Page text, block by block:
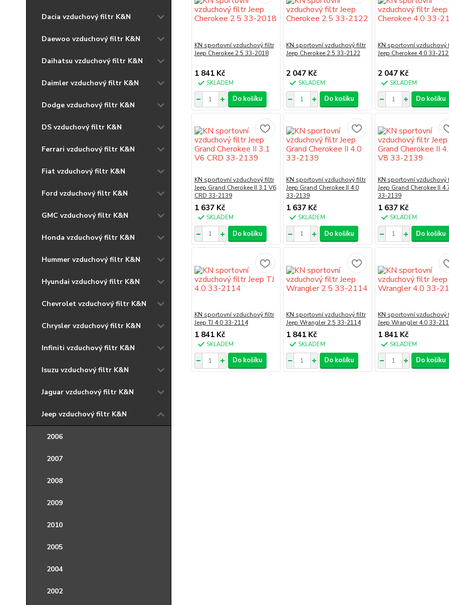
Dacia vzduchový filtr K&N
Daewoo vzduchový filtr K&N
Daihatsu vzduchový filtr K&N
Daimler vzduchový filtr K&N
Dodge vzduchový filtr K&N
DS vzduchový filtr K&N
Ferrari vzduchový filtr K&N
Fiat vzduchový filtr K&N
Ford vzduchový filtr K&N
GMC vzduchový filtr K&N
Honda vzduchový filtr K&N
Hummer vzduchový filtr K&N
Hyundai vzduchový filtr K&N
Chevrolet vzduchový filtr K&N
Chrysler vzduchový filtr K&N
Infiniti vzduchový filtr K&N
Isuzu vzduchový filtr K&N
Jaguar vzduchový filtr K&N
Jeep vzduchový filtr K&N
2006
2007
2008
2009
2010
2005
2004
2002
KN sportovní vzduchový filtr
Jeep Cherokee 2.5 33-2018
1 841 Kč
SKLADEM
Do košíku
KN sportovní vzduchový filtr
Jeep Cherokee 2.5 33-2122
2 047 Kč
SKLADEM
Do košíku
KN sportovní vzduchový
Jeep Cherokee 4.0 33-
2 047 Kč
SKLADEM
Do košíku
KN sportovní vzduchový filtr
Jeep Grand Cherokee II 3.1 V6
CRD 33-2139
1 637 Kč
SKLADEM
Do košíku
KN sportovní vzduchový filtr
Jeep Grand Cherokee II 4.0
33-2139
1 637 Kč
SKLADEM
Do košíku
KN sportovní vzduchový
Jeep Grand Cherokee II
33-2139
1 637 Kč
SKLADEM
Do košíku
KN sportovní vzduchový filtr
Jeep TJ 4.0 33-2114
1 841 Kč
SKLADEM
Do košíku
KN sportovní vzduchový filtr
Jeep Wrangler 2.5 33-2114
1 841 Kč
SKLADEM
Do košíku
KN sportovní vzduchový
Jeep Wrangler 4.0 33-
1 841 Kč
SKLADEM
Do košíku